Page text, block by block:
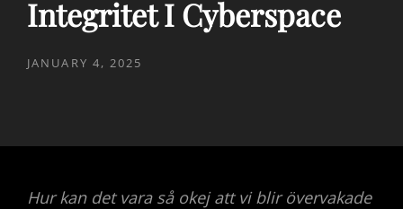
Integritet I Cyberspace
POSTED
JANUARY 4, 2025
Hur kan det vara så okej att vi blir övervakade